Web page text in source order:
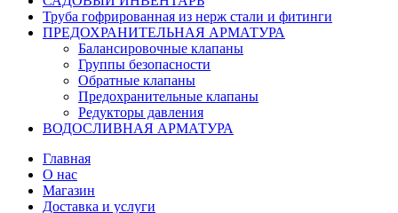
Труба гофрированная из нерж стали и фитинги
ПРЕДОХРАНИТЕЛЬНАЯ АРМАТУРА
Балансировочные клапаны
Группы безопасности
Обратные клапаны
Предохранительные клапаны
Редукторы давления
ВОДОСЛИВНАЯ АРМАТУРА
Главная
О нас
Магазин
Доставка и услуги